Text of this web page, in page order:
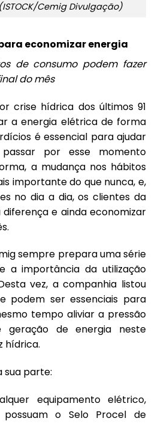
Cemig Divulgação)
economizar energia
de consumo podem fazer
do mês
crise hídrica dos últimos 91
a energia elétrica de forma
é essencial para ajudar
por esse momento
a mudança nos hábitos
importante do que nunca, e,
no dia a dia, os clientes da
e ainda economizar
sempre prepara uma série
a importância da utilização
vez, a companhia listou
podem ser essenciais para
tempo aliviar a pressão
de energia neste
hídrica.
sua parte:
equipamento elétrico,
o Selo Procel de